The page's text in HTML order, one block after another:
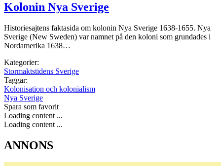
Kolonin Nya Sverige
Historiesajtens faktasida om kolonin Nya Sverige 1638-1655. Nya
Sverige (New Sweden) var namnet på den koloni som grundades i
Nordamerika 1638…
Kategorier:
Stormaktstidens Sverige
Taggar:
Kolonisation och kolonialism
Nya Sverige
Spara som favorit
Loading content ...
Loading content ...
ANNONS